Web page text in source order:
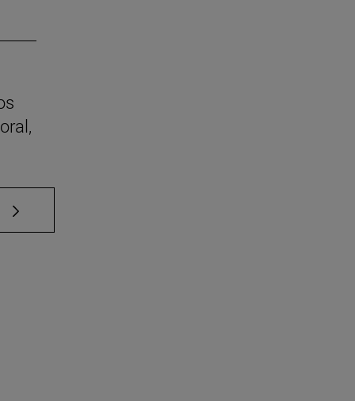
TAB para desplazarse.